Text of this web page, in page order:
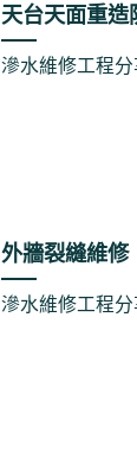
天台天面重造
滲水維修工程
外牆裂縫維修
滲水維修工程